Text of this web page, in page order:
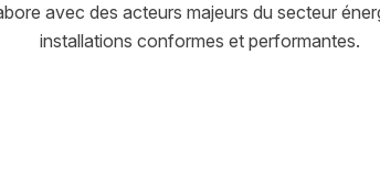
avec des acteurs majeurs du secteur
installations conformes et performantes.